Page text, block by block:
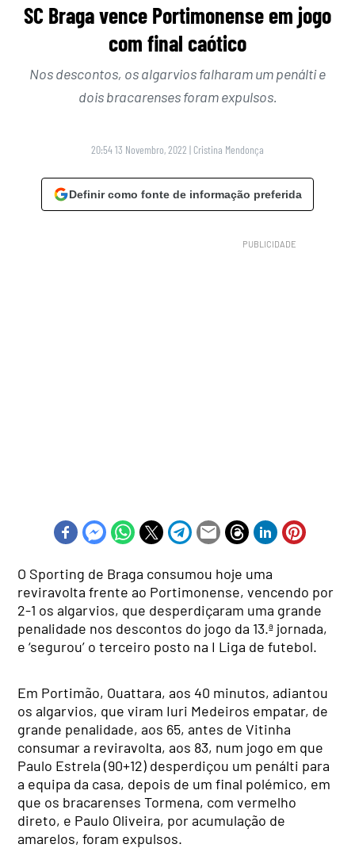
SC Braga vence Portimonense em jogo
com final caótico
Nos descontos, os algarvios falharam um penálti e
dois bracarenses foram expulsos.
20:54 13 Novembro, 2022 | Cristina Mendonça
Definir como fonte de informação preferida
O Sporting de Braga consumou hoje uma
reviravolta frente ao Portimonense, vencendo por
2-1 os algarvios, que desperdiçaram uma grande
penalidade nos descontos do jogo da 13.ª jornada,
e ‘segurou’ o terceiro posto na I Liga de futebol.
Em Portimão, Ouattara, aos 40 minutos, adiantou
os algarvios, que viram Iuri Medeiros empatar, de
grande penalidade, aos 65, antes de Vitinha
consumar a reviravolta, aos 83, num jogo em que
Paulo Estrela (90+12) desperdiçou um penálti para
a equipa da casa, depois de um final polémico, em
que os bracarenses Tormena, com vermelho
direto, e Paulo Oliveira, por acumulação de
amarelos, foram expulsos.